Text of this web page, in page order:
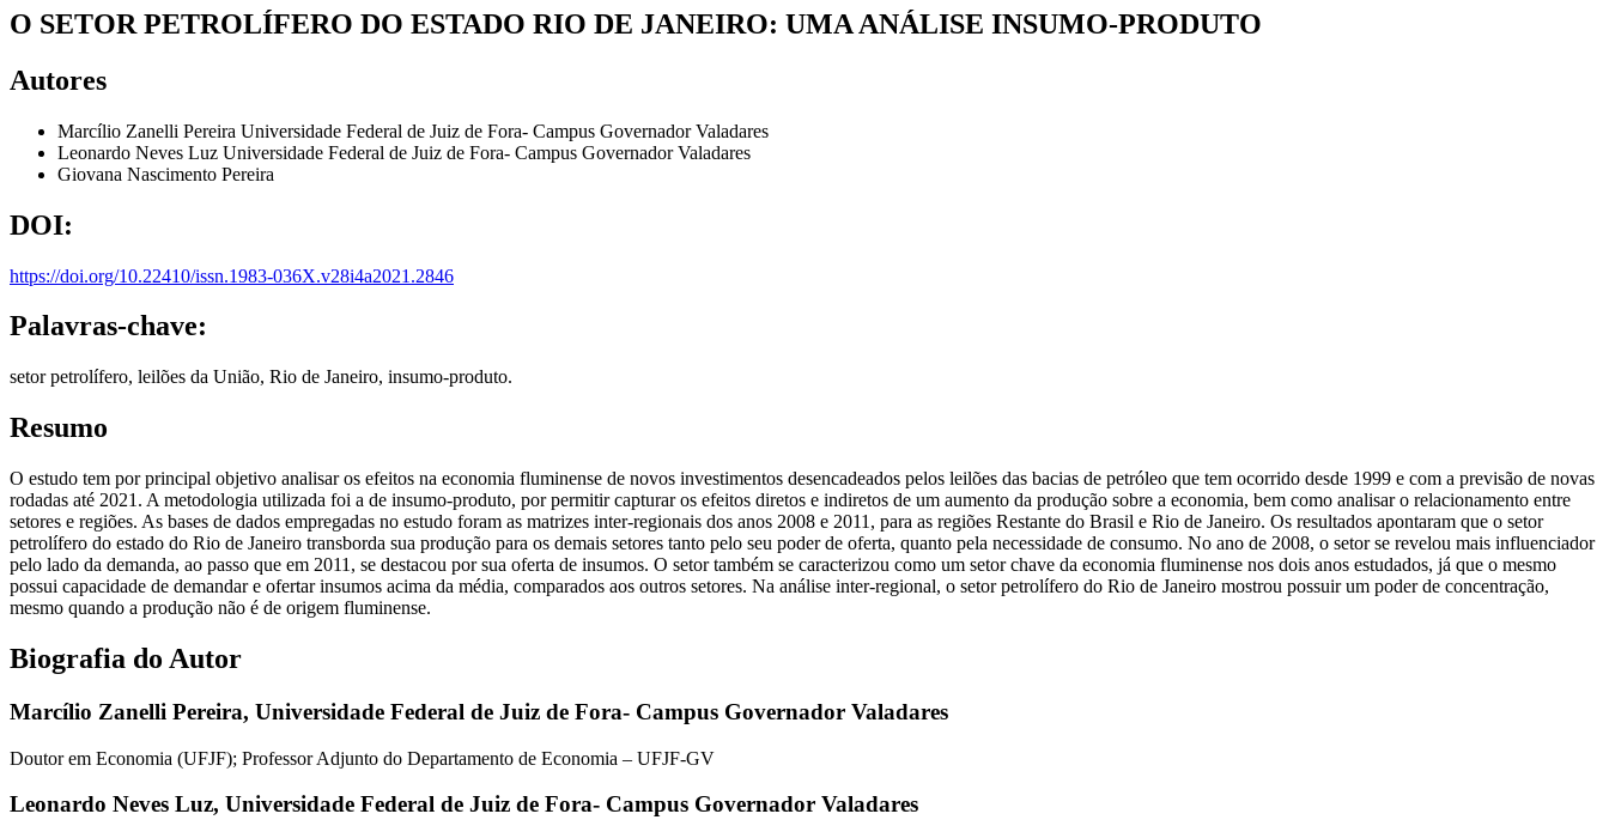
O SETOR PETROLÍFERO DO ESTADO RIO DE JANEIRO: UMA ANÁLISE INSUMO-PRODUTO
Autores
Marcílio Zanelli Pereira Universidade Federal de Juiz de Fora- Campus Governador Valadares
Leonardo Neves Luz Universidade Federal de Juiz de Fora- Campus Governador Valadares
Giovana Nascimento Pereira
DOI:
https://doi.org/10.22410/issn.1983-036X.v28i4a2021.2846
Palavras-chave:
setor petrolífero, leilões da União, Rio de Janeiro, insumo-produto.
Resumo
O estudo tem por principal objetivo analisar os efeitos na economia fluminense de novos investimentos desencadeados pelos leilões das bacias de petróleo que tem ocorrido desde 1999 e com a previsão de novas
rodadas até 2021. A metodologia utilizada foi a de insumo-produto, por permitir capturar os efeitos diretos e indiretos de um aumento da produção sobre a economia, bem como analisar o relacionamento entre
setores e regiões. As bases de dados empregadas no estudo foram as matrizes inter-regionais dos anos 2008 e 2011, para as regiões Restante do Brasil e Rio de Janeiro. Os resultados apontaram que o setor
petrolífero do estado do Rio de Janeiro transborda sua produção para os demais setores tanto pelo seu poder de oferta, quanto pela necessidade de consumo. No ano de 2008, o setor se revelou mais influenciador
pelo lado da demanda, ao passo que em 2011, se destacou por sua oferta de insumos. O setor também se caracterizou como um setor chave da economia fluminense nos dois anos estudados, já que o mesmo
possui capacidade de demandar e ofertar insumos acima da média, comparados aos outros setores. Na análise inter-regional, o setor petrolífero do Rio de Janeiro mostrou possuir um poder de concentração,
mesmo quando a produção não é de origem fluminense.
Biografia do Autor
Marcílio Zanelli Pereira, Universidade Federal de Juiz de Fora- Campus Governador Valadares
Doutor em Economia (UFJF); Professor Adjunto do Departamento de Economia – UFJF-GV
Leonardo Neves Luz, Universidade Federal de Juiz de Fora- Campus Governador Valadares